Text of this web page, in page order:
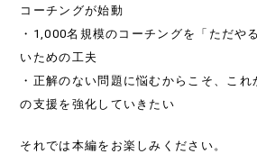
コーチングが始動
・1,000名規模のコーチングを「ただや
いための工夫
・正解のない問題に悩むからこそ、こ
の支援を強化していきたい
それでは本編をお楽しみください。